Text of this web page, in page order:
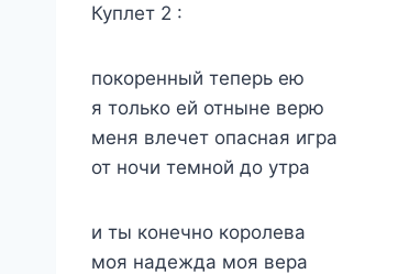
Куплет 2 :
покоренный теперь ею
я только ей отныне верю
меня влечет опасная игра
от ночи темной до утра
и ты конечно королева
моя надежда моя вера